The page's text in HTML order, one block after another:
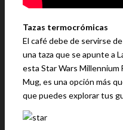
Tazas termocrómicas
El café debe de servirse
una taza que se apunte a
esta Star Wars
Mug, es una opción más
que puedes explorar tus